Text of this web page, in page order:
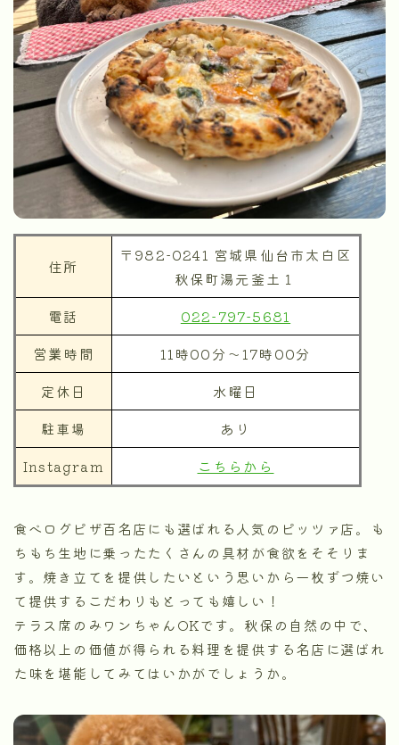
住所
〒982-0241 宮城県仙台市太白区
秋保町湯元釜土１
電話
022-797-5681
営業時間
11時00分～17時00分
定休日
水曜日
駐車場
あり
Instagram
こちらから
食べログピザ百名店にも選ばれる人気のピッツァ店。も
ちもち生地に乗ったたくさんの具材が食欲をそそりま
す。焼き立てを提供したいという思いから一枚ずつ焼い
て提供するこだわりもとっても嬉しい！
テラス席のみワンちゃんOKです。秋保の自然の中で、
価格以上の価値が得られる料理を提供する名店に選ばれ
た味を堪能してみてはいかがでしょうか。